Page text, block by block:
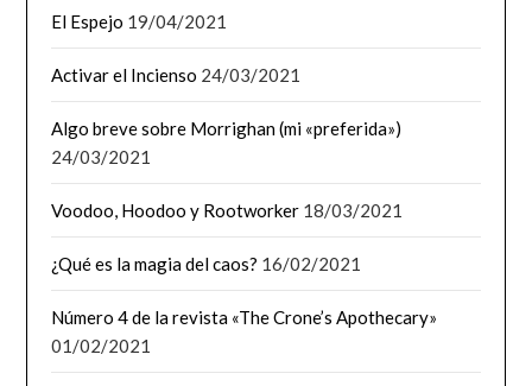
El Espejo 19/04/2021
Activar el Incienso 24/03/2021
Algo breve sobre Morrighan (mi «preferida»)
24/03/2021
Voodoo, Hoodoo y Rootworker 18/03/2021
¿Qué es la magia del caos? 16/02/2021
Número 4 de la revista «The Crone’s Apothecary»
01/02/2021